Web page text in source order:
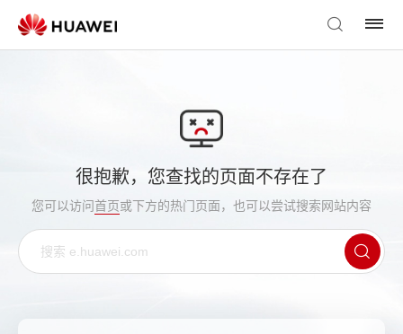
很抱歉，您查找的页面不存在了
您可以访问首页或下方的热门页面，也可以尝试搜索网站内容